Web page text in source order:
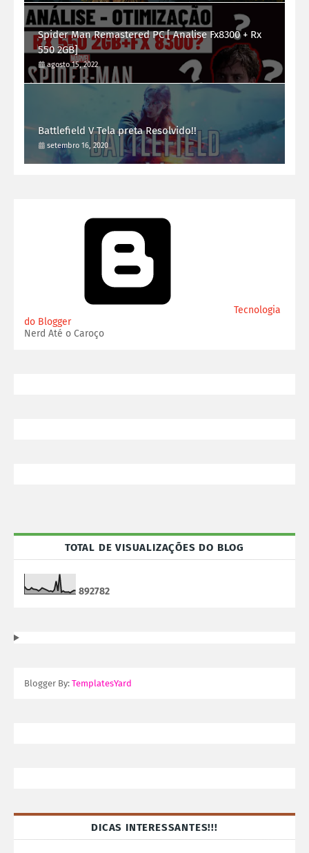
Spider Man Remastered PC [ Analise Fx8300 + Rx
550 2GB]
agosto 15, 2022
Battlefield V Tela preta Resolvido!!
setembro 16, 2020
Tecnologia
do Blogger
Nerd Até o Caroço
TOTAL DE VISUALIZAÇÕES DO BLOG
892782
Blogger By: TemplatesYard
DICAS INTERESSANTES!!!